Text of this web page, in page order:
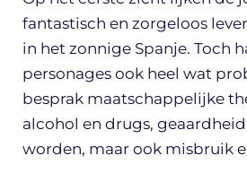
fantastisch en zorgeloos
in het zonnige Spanje. Toch
personages ook heel wat
besprak maatschappelijke
alcohol en drugs,
worden, maar ook misbruik